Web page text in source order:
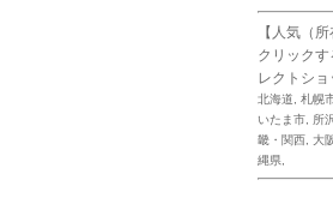
【人気（
クリック
レクトショ
北海道 札幌
いたま市
所
畿・関西
大
縄県